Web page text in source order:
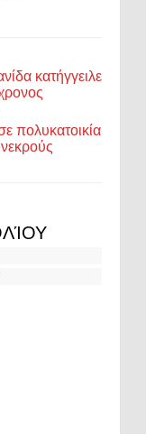
κατήγγειλε
πολυκατοικία